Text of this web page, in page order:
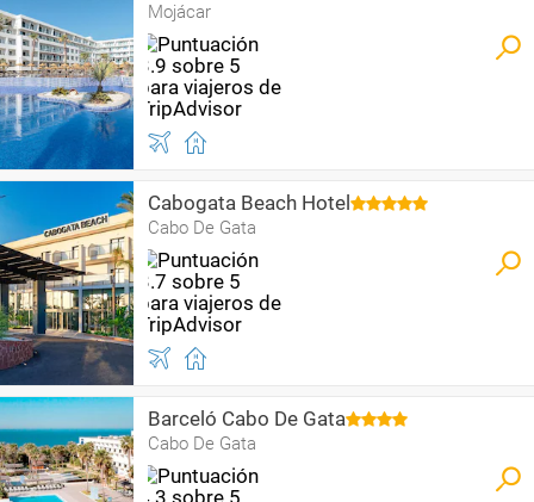
Mojácar
Cabogata Beach Hotel
Cabo De Gata
Barceló Cabo De Gata
Cabo De Gata